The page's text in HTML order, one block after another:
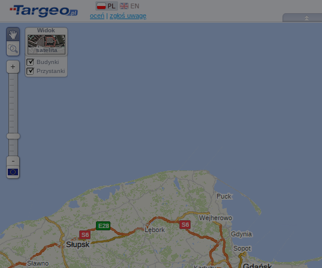
oceń | zgłoś uwagę
Widok
satelita
Budynki
Przystanki